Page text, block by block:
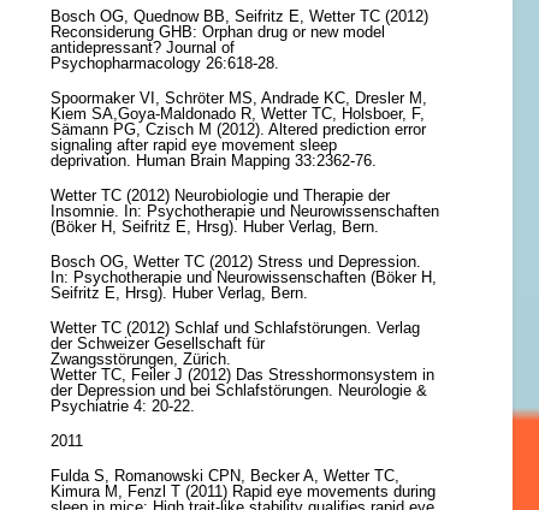
Bosch OG, Quednow BB, Seifritz E, Wetter TC (2012)
Reconsiderung GHB: Orphan drug or new model
antidepressant? Journal of
Psychopharmacology 26:618-28.
Spoormaker VI, Schröter MS, Andrade KC, Dresler M,
Kiem SA,Goya-Maldonado R, Wetter TC, Holsboer, F,
Sämann PG, Czisch M (2012). Altered prediction error
signaling after rapid eye movement sleep
deprivation. Human Brain Mapping 33:2362-76.
Wetter TC (2012) Neurobiologie und Therapie der
Insomnie. In: Psychotherapie und Neurowissenschaften
(Böker H, Seifritz E, Hrsg). Huber Verlag, Bern.
Bosch OG, Wetter TC (2012) Stress und Depression.
In: Psychotherapie und Neurowissenschaften (Böker H,
Seifritz E, Hrsg). Huber Verlag, Bern.
Wetter TC (2012) Schlaf und Schlafstörungen. Verlag
der Schweizer Gesellschaft für
Zwangsstörungen, Zürich.
Wetter TC, Feiler J (2012) Das Stresshormonsystem in
der Depression und bei Schlafstörungen. Neurologie &
Psychiatrie 4: 20-22.
2011
Fulda S, Romanowski CPN, Becker A, Wetter TC,
Kimura M, Fenzl T (2011) Rapid eye movements during